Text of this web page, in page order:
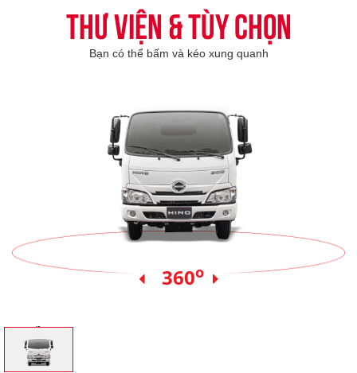
Thư viện & tùy chọn
Bạn có thể bấm và kéo xung quanh
360o
Xe nền